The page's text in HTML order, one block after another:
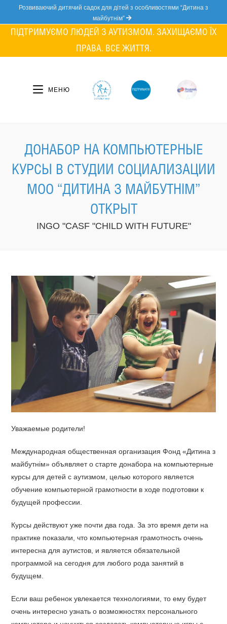
content
Розвиваючий дитячий садок для дітей з особливостями “Дитина з
майбутнім”
ПІДТРИМУЄМО ЛЮДЕЙ З АУТИЗМОМ. ЗАХИЩАЄМО ЇХ
ПРАВА. ВСЕ ЖИТТЯ.
МЕНЮ
ДОНАБОР НА КОМПЬЮТЕРНЫЕ
КУРСЫ В СТУДИИ СОЦИАЛИЗАЦИИ
МОО “ДИТИНА З МАЙБУТНІМ”
ОТКРЫТ
INGO "CASF "CHILD WITH FUTURE"
Уважаемые родители!
Международная общественная организация Фонд «Дитина з
майбутнім» объявляет о старте донабора на компьютерные
курсы для детей с аутизмом, целью которого является
обучение компьютерной грамотности в ходе подготовки к
будущей профессии.
Курсы действуют уже почти два года. За это время дети на
практике показали, что компьютерная грамотность очень
интересна для аутистов, и является обязательной
программой на сегодня для любого рода занятий в
будущем.
Если ваш ребенок увлекается технологиями, то ему будет
очень интересно узнать о возможностях персонального